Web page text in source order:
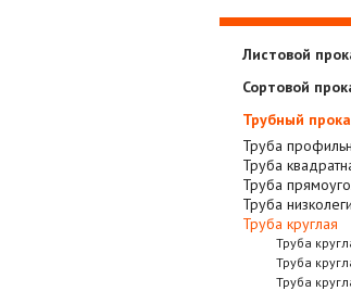
Листовой
Сортовой
Трубный
Труба
Труба
Труба
Труба
Труба круглая
Труба
Труба
Труба